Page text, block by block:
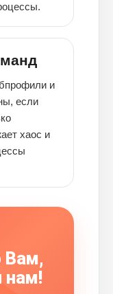
и
если
хаос и
Вам,
нам!